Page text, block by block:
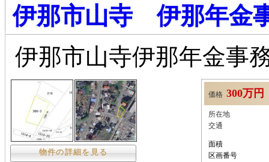
伊那市山寺 伊那年金
伊那市山寺伊那年金事
物件の詳細を見る
価格 300万円
所在地
交通
面積
区画番号